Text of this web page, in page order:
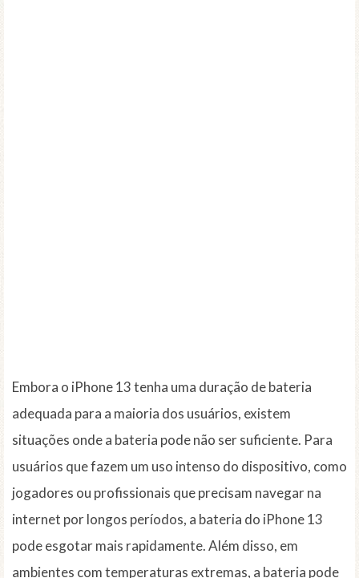
Embora o iPhone 13 tenha uma duração de bateria
adequada para a maioria dos usuários, existem
situações onde a bateria pode não ser suficiente. Para
usuários que fazem um uso intenso do dispositivo, como
jogadores ou profissionais que precisam navegar na
internet por longos períodos, a bateria do iPhone 13
pode esgotar mais rapidamente. Além disso, em
ambientes com temperaturas extremas, a bateria pode